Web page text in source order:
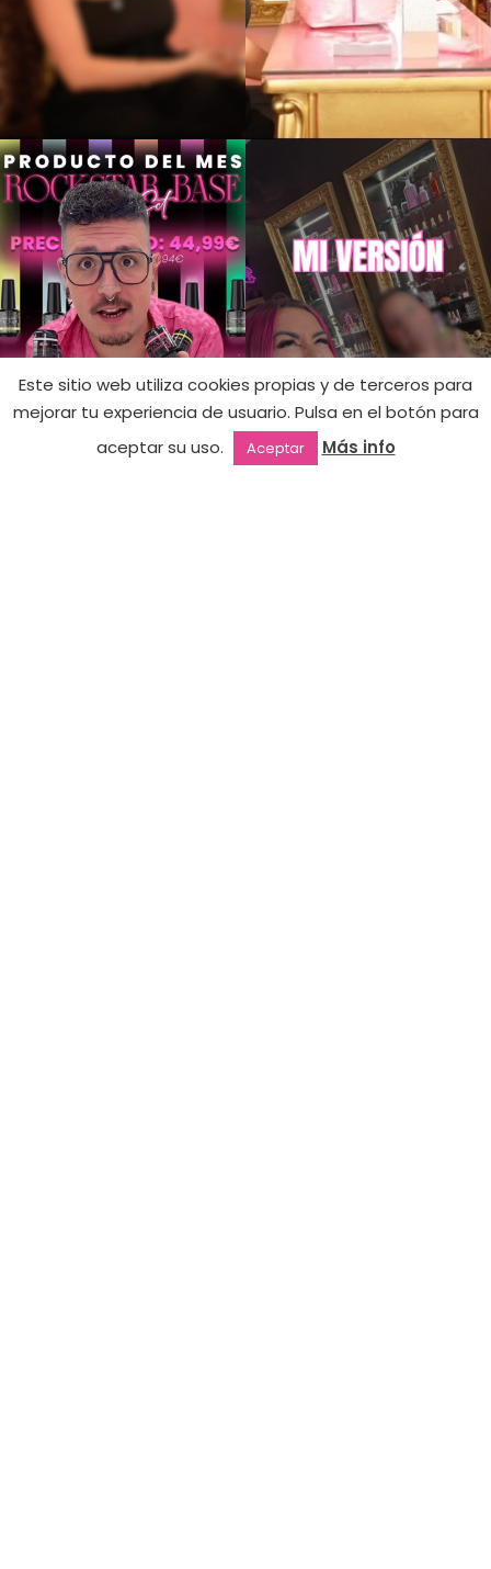
Calypso14,99 €
Hay
existencias
Este sitio web utiliza cookies propias y de terceros para
mejorar tu experiencia de usuario. Pulsa en el botón para
aceptar su uso.
Aceptar Más info